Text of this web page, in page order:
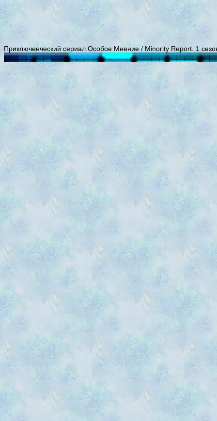
Приключенческий сериал Особое Мнение / Minority Report. 1